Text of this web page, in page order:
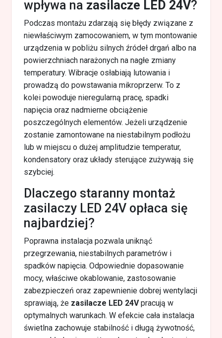
wpływa na zasilacze LED 24V?
Podczas montażu zdarzają się błędy związane z
niewłaściwym zamocowaniem, w tym montowanie
urządzenia w pobliżu silnych źródeł drgań albo na
powierzchniach narażonych na nagłe zmiany
temperatury. Wibracje osłabiają lutowania i
prowadzą do powstawania mikroprzerw. To z
kolei powoduje nieregularną pracę, spadki
napięcia oraz nadmierne obciążenie
poszczególnych elementów. Jeżeli urządzenie
zostanie zamontowane na niestabilnym podłożu
lub w miejscu o dużej amplitudzie temperatur,
kondensatory oraz układy sterujące zużywają się
szybciej.
Dlaczego staranny montaż
zasilaczy LED 24V opłaca się
najbardziej?
Poprawna instalacja pozwala uniknąć
przegrzewania, niestabilnych parametrów i
spadków napięcia. Odpowiednie dopasowanie
mocy, właściwe okablowanie, zastosowanie
zabezpieczeń oraz zapewnienie dobrej wentylacji
sprawiają, że zasilacze LED 24Vpracują w
optymalnych warunkach. W efekcie cała instalacja
świetlna zachowuje stabilność i długą żywotność,